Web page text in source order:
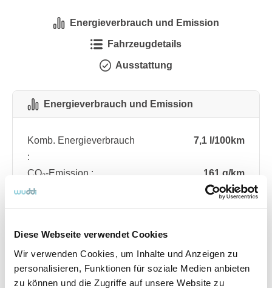
Diese Webseite verwendet Cookies
Wir verwenden Cookies, um Inhalte und Anzeigen zu
personalisieren, Funktionen für soziale Medien anbieten
zu können und die Zugriffe auf unsere Website zu
Energieverbrauch und Emission
Fahrzeugdetails
Ausstattung
Energieverbrauch und Emission
Komb. Energieverbrauch
:
7,1 l/100km
CO₂-Emission :
161 g/km
CO₂-Klasse :
F
Angebotsnummer ABO76.51